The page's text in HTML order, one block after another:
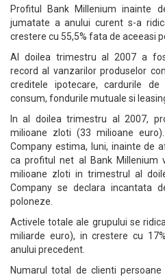
Profitul Bank Millenium inainte
jumatate a anului curent s-a
crestere cu 55,5% fata de aceeasi
Al doilea trimestru al 2007 a
record al vanzarilor produselor
creditele ipotecare, cardurile
consum, fondurile mutuale si
In al doilea trimestru al 2007,
milioane zloti (33 milioane
Company estima, luni, inainte de
ca profitul net al Bank Millenium
milioane zloti in trimestrul al
Company se declara incantata
poloneze.
Activele totale ale grupului se
miliarde euro), in crestere cu
anului precedent.
Numarul total de clienti